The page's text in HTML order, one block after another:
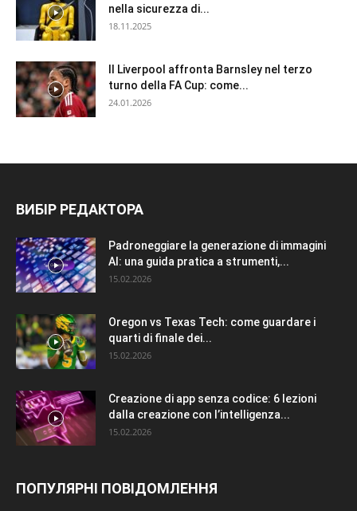
nella sicurezza di...
18.11.2025
Il Liverpool affronta Barnsley nel terzo
turno della FA Cup: come...
24.01.2026
ВИБІР РЕДАКТОРА
Padroneggiare la generazione di immagini
AI: una guida pratica a strumenti,...
15.02.2026
Oregon vs Texas Tech: come guardare i
quarti di finale dei...
15.02.2026
Creazione di app senza codice: 6 lezioni
dalla creazione con l’intelligenza...
15.02.2026
ПОПУЛЯРНІ ПОВІДОМЛЕННЯ